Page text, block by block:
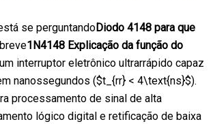
se perguntandoDiodo 4148 para que
1N4148 Explicação da função do
interruptor eletrônico ultrarrápido capaz
nanossegundos ($t_{rr} < 4\text{ns}$).
processamento de sinal de alta
lógico digital e retificação de baixa